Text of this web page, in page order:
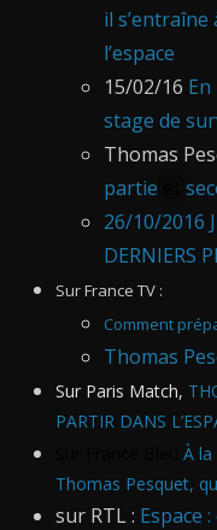
il
l’espace
15/02/16
stage de
Thomas
partie
26/10/2016
DERNIERS
Sur France TV :
Comment
Thomas
Sur Paris Match,
PARTIR DANS
À la
Thomas Pesquet,
sur RTL : Espace